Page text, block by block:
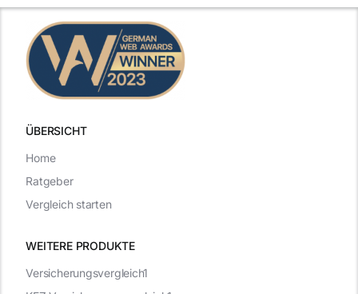
ÜBERSICHT
WEITERE PRODUKTE
Versicherungsvergleich1
Home
Ratgeber
Vergleich starten